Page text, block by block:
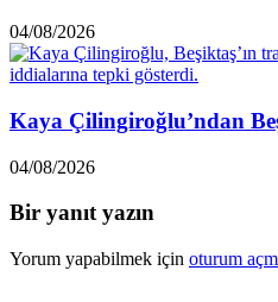
04/08/2026
Kaya Çilingiroğlu’ndan
04/08/2026
Bir yanıt yazın
Yorum yapabilmek için oturum